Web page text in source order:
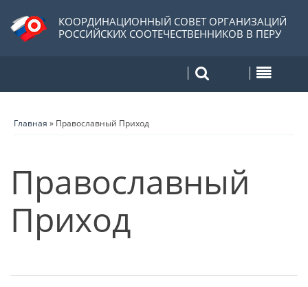
КООРДИНАЦИОННЫЙ СОВЕТ ОРГАНИЗАЦИЙ
РОССИЙСКИХ СООТЕЧЕСТВЕННИКОВ В ПЕРУ
Главная » Православный Приход
Православный
Приход